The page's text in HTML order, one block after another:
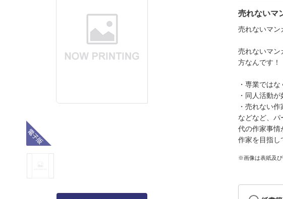
売れないマ
売れないマン
売れないマ
方なんです！
・専業では
・同人活動
・売れない
などなど、パ
代の作家事情
作家を目指し
※画像は表紙及び